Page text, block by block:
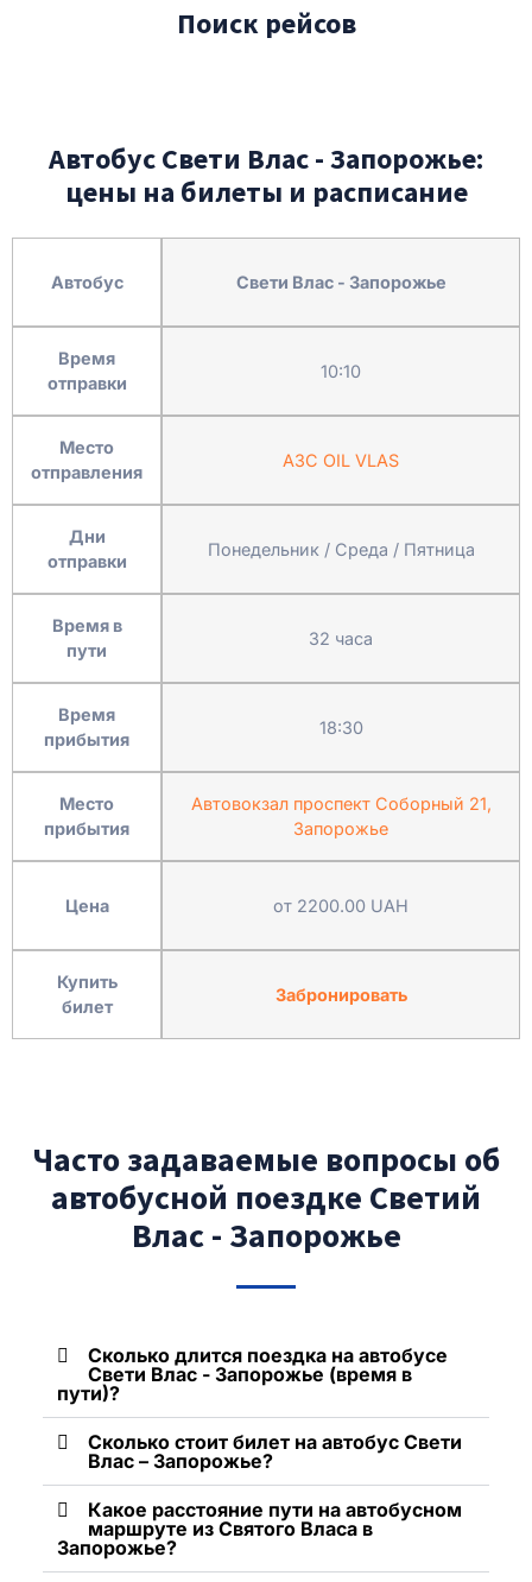
Поиск рейсов
Автобус Свети Влас - Запорожье:
цены на билеты и расписание
Автобус
Время
отправки
Место
отправления
Дни
отправки
Время в
пути
Время
прибытия
Место
прибытия
Цена
Купить
билет
Свети Влас - Запорожье
10:10
АЗС OIL VLAS
Понедельник / Среда / Пятница
32 часа
18:30
Автовокзал проспект Соборный 21,
Запорожье
от 2200.00 UAH
Забронировать
Часто задаваемые вопросы об
автобусной поездке Светий
Влас - Запорожье
Сколько длится поездка на автобусе
Свети Влас - Запорожье (время в
пути)?
Сколько стоит билет на автобус Свети
Влас – Запорожье?
Какое расстояние пути на автобусном
маршруте из Святого Власа в
Запорожье?